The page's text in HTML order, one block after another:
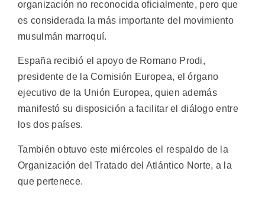
organización no reconocida oficialmente, pero que
es considerada la más importante del movimiento
musulmán marroquí.
España recibió el apoyo de Romano Prodi,
presidente de la Comisión Europea, el órgano
ejecutivo de la Unión Europea, quien además
manifestó su disposición a facilitar el diálogo entre
los dos países.
También obtuvo este miércoles el respaldo de la
Organización del Tratado del Atlántico Norte, a la
que pertenece.